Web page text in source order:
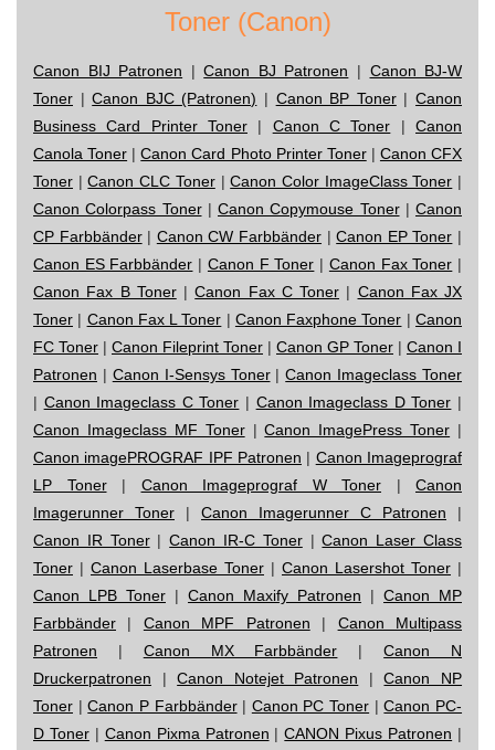
Toner (Canon)
Canon BIJ Patronen |Canon BJ Patronen | Canon BJ-W
Toner |Canon BJC (Patronen) | Canon BP Toner|Canon
Business Card Printer Toner | Canon C Toner |Canon
Canola Toner |Canon Card Photo Printer Toner| Canon CFX
Toner |Canon CLC Toner|Canon Color ImageClass Toner |
Canon Colorpass Toner| Canon Copymouse Toner| Canon
CP Farbbänder| Canon CW Farbbänder |Canon EP Toner |
Canon ES Farbbänder | Canon F Toner | Canon Fax Toner |
Canon Fax B Toner|Canon Fax C Toner | Canon Fax JX
Toner | Canon Fax L Toner | Canon Faxphone Toner |Canon
FC Toner | Canon Fileprint Toner | Canon GP Toner | Canon I
Patronen | Canon I-Sensys Toner|Canon Imageclass Toner
| Canon Imageclass C Toner | Canon Imageclass D Toner |
Canon Imageclass MF Toner|Canon ImagePress Toner |
Canon imagePROGRAF IPF Patronen | Canon Imageprograf
LP Toner| Canon Imageprograf W Toner | Canon
Imagerunner Toner | Canon Imagerunner C Patronen |
Canon IR Toner|Canon IR-C Toner|Canon Laser Class
Toner | Canon Laserbase Toner | Canon Lasershot Toner |
Canon LPB Toner | Canon Maxify Patronen | Canon MP
Farbbänder | Canon MPF Patronen | Canon Multipass
Patronen | Canon MX Farbbänder |Canon N
Druckerpatronen |Canon Notejet Patronen |Canon NP
Toner |Canon P Farbbänder| Canon PC Toner |Canon PC-
D Toner| Canon Pixma Patronen |CANON Pixus Patronen |